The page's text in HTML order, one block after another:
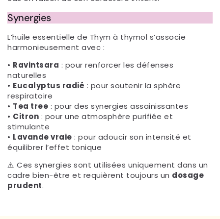
Synergies
L’huile essentielle de Thym à thymol s’associe
harmonieusement avec :
• Ravintsara : pour renforcer les défenses
naturelles
• Eucalyptus radié : pour soutenir la sphère
respiratoire
• Tea tree : pour des synergies assainissantes
• Citron : pour une atmosphère purifiée et
stimulante
• Lavande vraie : pour adoucir son intensité et
équilibrer l’effet tonique
⚠️ Ces synergies sont utilisées uniquement dans un
cadre bien-être et requièrent toujours un dosage
prudent.